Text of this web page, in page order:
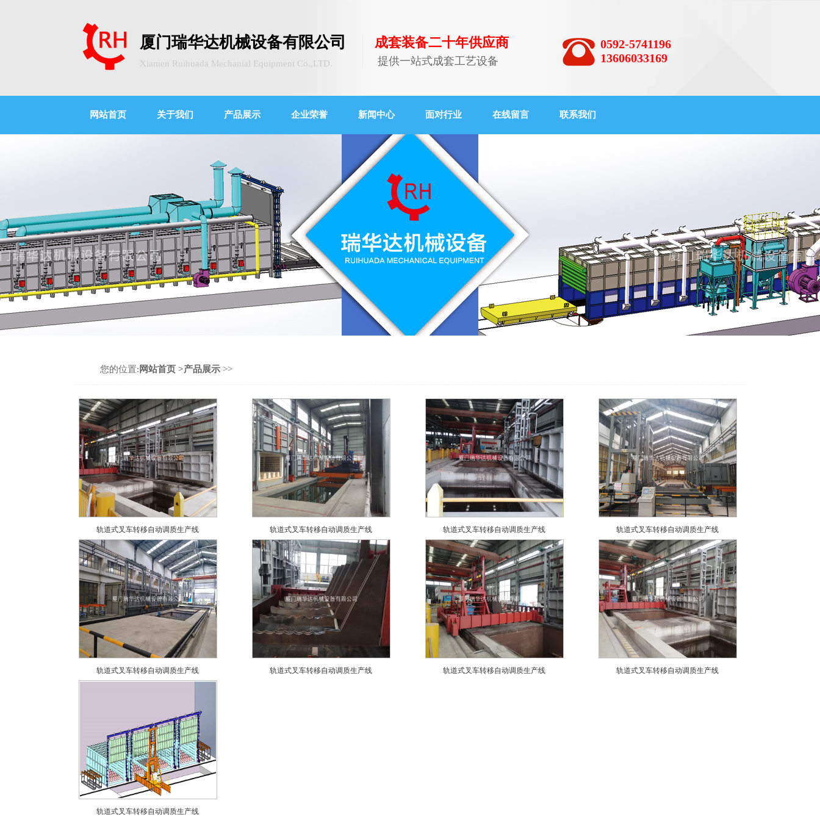
厦门瑞华达机械设备有限公司
Xiamen Ruihuada Mechanial Equipment Co.,LTD.
成套装备二十年供应商
提供一站式成套工艺设备
0592-5741196
13606033169
网站首页 关于我们 产品展示 企业荣誉 新闻中心 面对行业 在线留言 联系我们
您的位置: 网站首页 >产品展示 >>
轨道式叉车转移自动调质生产线 轨道式叉车转移自动调质生产线 轨道式叉车转移自动调质生产线 轨道式叉车转移自动调质生产线
轨道式叉车转移自动调质生产线 轨道式叉车转移自动调质生产线 轨道式叉车转移自动调质生产线 轨道式叉车转移自动调质生产线
轨道式叉车转移自动调质生产线